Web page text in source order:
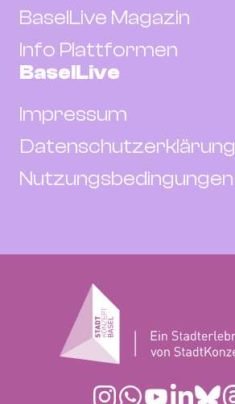
BaselLive Magazin
Info Plattformen
BaselLive
Impressum
Datenschutzerklärung
Nutzungsbedingungen